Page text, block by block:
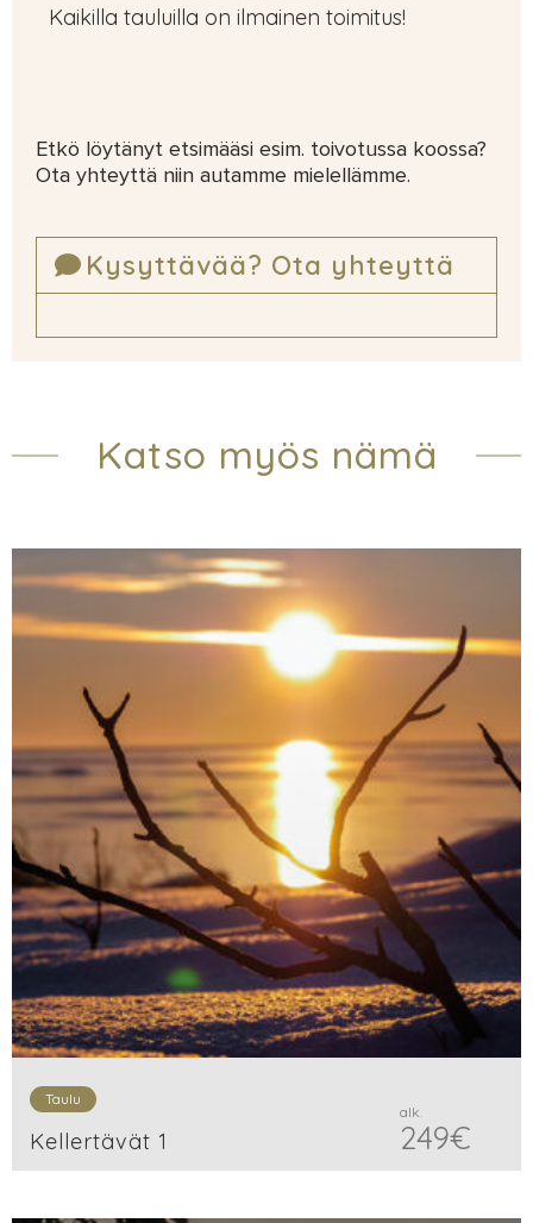
Kaikilla tauluilla on ilmainen toimitus!
Etkö löytänyt etsimääsi esim. toivotussa koossa?
Ota yhteyttä niin autamme mielellämme.
Kysyttävää? Ota yhteyttä
Katso myös nämä
Taulu
Kellertävät 1
alk.
249€